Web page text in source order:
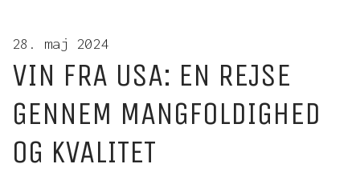
28. maj 2024
VIN FRA USA: EN REJSE
GENNEM MANGFOLDIGHED
OG KVALITET